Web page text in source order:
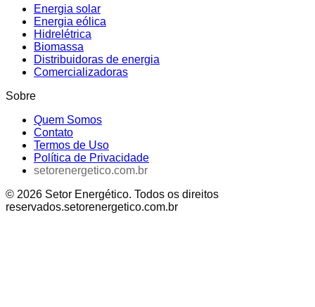
Energia solar
Energia eólica
Hidrelétrica
Biomassa
Distribuidoras de energia
Comercializadoras
Sobre
Quem Somos
Contato
Termos de Uso
Política de Privacidade
setorenergetico.com.br
© 2026 Setor Energético. Todos os direitos
reservados.setorenergetico.com.br